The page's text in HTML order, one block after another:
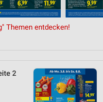
Themen entdecken!
2
identifizieren